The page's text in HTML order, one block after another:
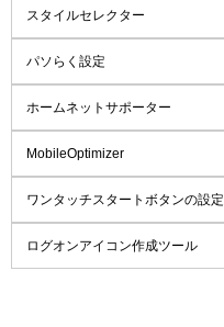
スタイルセレクター
パソらく設定
ホームネットサポーター
MobileOptimizer
ワンタッチスタートボタンの設定
ログオンアイコン作成ツール